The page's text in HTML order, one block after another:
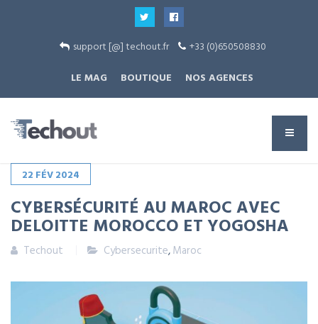
support [@] techout.fr
+33 (0)650508830
LE MAG
BOUTIQUE NOS AGENCES
22 FÉV2024
CYBERSÉCURITÉ AU MAROC AVEC
DELOITTE MOROCCO ET YOGOSHA
Techout Cybersecurite,Maroc